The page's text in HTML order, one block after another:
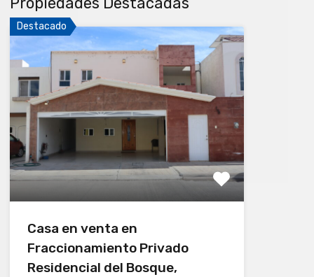
Destacado
Casa en venta en
Fraccionamiento Privado
Residencial del Bosque,